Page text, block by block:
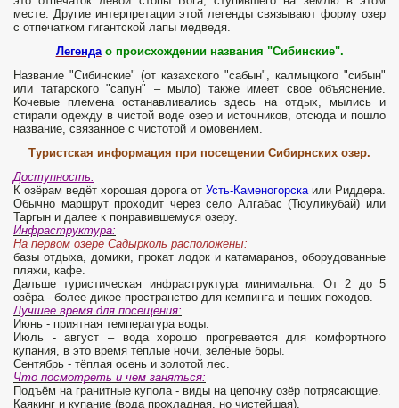
месте. Другие интерпретации этой легенды связывают форму озер
с отпечатком гигантской лапы медведя.
Легендао происхождении названия "Сибинские".
Название "Сибинские" (от казахского "сабын", калмыцкого "сибын"
или татарского "сапун" – мыло) также имеет свое объяснение.
Кочевые племена останавливались здесь на отдых, мылись и
стирали одежду в чистой воде озер и источников, отсюда и пошло
название, связанное с чистотой и омовением.
Туристская информация при посещении Сибирнских озер.
Доступность:
К озёрам ведёт хорошая дорога от Усть-Каменогорскаили Риддера.
Обычно маршрут проходит через село Алгабас (Тюуликубай) или
Таргын и далее к понравившемуся озеру.
Инфраструктура:
На первом озере Садырколь расположены:
базы отдыха, домики, прокат лодок и катамаранов, оборудованные
пляжи, кафе.
Дальше туристическая инфраструктура минимальна. От 2 до 5
озёра - более дикое пространство для кемпинга и пеших походов.
Лучшее время для посещения:
Июнь - приятная температура воды.
Июль - август – вода хорошо прогревается для комфортного
купания, в это время тёплые ночи, зелёные боры.
Сентябрь - тёплая осень и золотой лес.
Что посмотреть и чем заняться:
Подъём на гранитные купола - виды на цепочку озёр потрясающие.
Каякинг и купание (вода прохладная, но чистейшая).